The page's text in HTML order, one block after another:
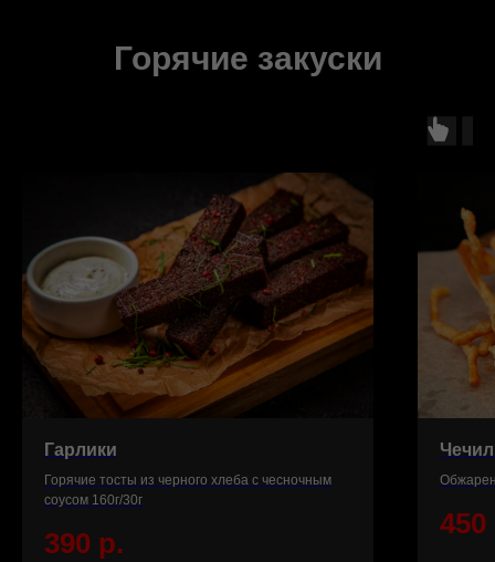
Горячие закуски
Гарлики
Горячие тосты из черного хлеба с чесночным
соусом 160г/30г
390 р.
450